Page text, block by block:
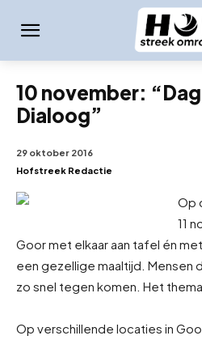
10 november:
Dialoog”
29 oktober 2016
Hofstreek Redactie
Op
11
Goor met elkaar aan tafel én
een gezellige maaltijd. Mensen
zo snel tegen komen. Het thema
Op verschillende locaties in